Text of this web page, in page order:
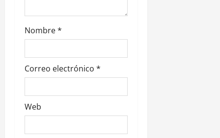
a
s
Nombre*
Correo electrónico *
Web